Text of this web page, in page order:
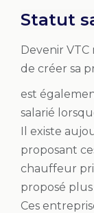
Statut
Devenir
de créer sa
est
salarié
Il existe
proposant
chauffeur
proposé
Ces